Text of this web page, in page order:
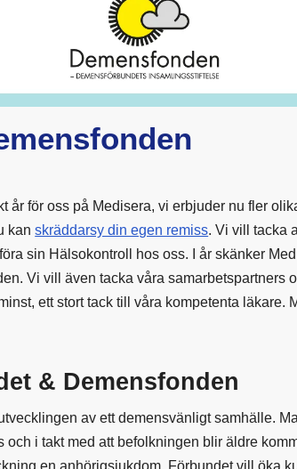
år för oss på Medisera, vi erbjuder nu fler
kanskräddarsy din egen remiss. Vi vill tacka
sin Hälsokontroll hos oss. I år skänker
Vi vill även tacka våra samarbetspartners
ett stort tack till våra kompetenta läkare.
& Demensfonden
av ett demensvänligt samhälle.
och i takt med att befolkningen blir äldre
en anhörigsjukdom. Förbundet vill öka